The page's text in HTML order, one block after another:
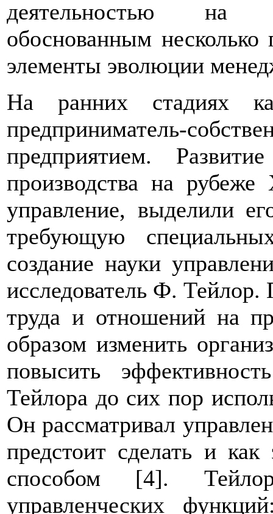
деятельностью на
обоснованным несколько
элементы эволюции
На ранних стадиях
предприниматель-
предприятием.
производства на
управление, выделили
требующую
создание науки
исследователь Ф.
труда и отношений на
образом изменить
повысить
Тейлора до сих пор
Он рассматривал
предстоит сделать и
способом [4].
управленческих